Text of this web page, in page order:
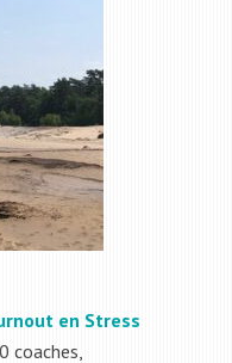
en Stress
coaches,